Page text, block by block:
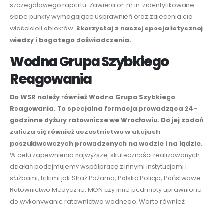
szczegółowego raportu. Zawiera on m.in. zidentyfikowane
słabe punkty wymagające usprawnień oraz zalecenia dla
właścicieli obiektów. Skorzystaj z naszej specjalistycznej
wiedzy i bogatego doświadczenia.
Wodna Grupa Szybkiego
Reagowania
Do WSR należy również Wodna Grupa Szybkiego
Reagowania. To specjalna formacja prowadząca 24-
godzinne dyżury ratowniczewe Wrocławiu. Do jej zadań
zalicza się również uczestnictwo w akcjach
poszukiwawczych prowadzonych na wodzie i na lądzie.
W celu zapewnienia najwyższej skuteczności realizowanych
działań podejmujemy współpracę z innymi instytucjami i
służbami, takimi jak Straż Pożarna, Polska Policja, Państwowe
Ratownictwo Medyczne, MON czy inne podmioty uprawnione
do wykonywania ratownictwa wodnego. Warto również